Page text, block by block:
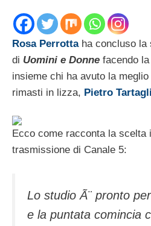
Rosa Perrotta ha concluso la
di Uomini e Donne facendo
insieme chi ha avuto la
rimasti in lizza, Pietro
Ecco come racconta la scelta
trasmissione di Canale 5:
Lo studio Ã¨ pronto
e la puntata comincia